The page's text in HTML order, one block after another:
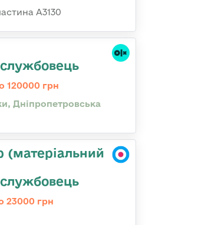
А3130
120000 грн
Дніпропетровська
(матеріальний
23000 грн